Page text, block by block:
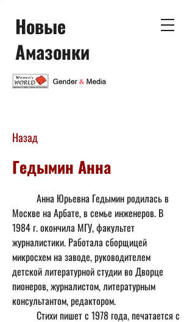
Новые
Амазонки
Назад
Гедымин Анна
Москве на Арбате, в семье инженеров. В
1984 г. окончила МГУ, факультет
журналистики. Работала сборщицей
микросхем на заводе, руководителем
детской литературной студии во Дворце
пионеров, журналистом, литературным
консультантом, редактором.